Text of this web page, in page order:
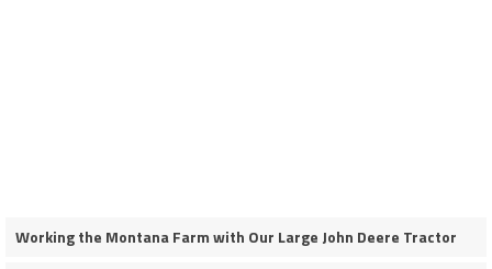
Working the Montana Farm with Our Large John Deere Tractor